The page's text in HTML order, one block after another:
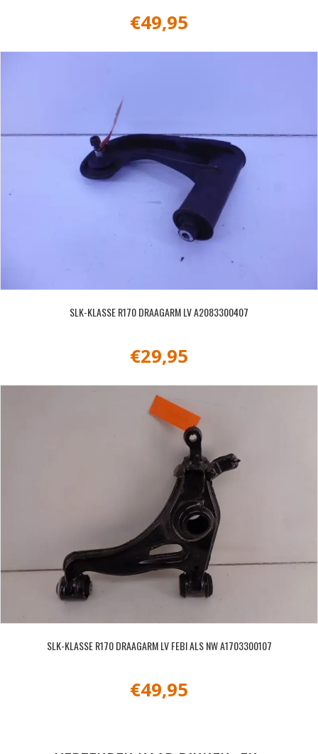
€49,95
SLK-KLASSE R170 DRAAGARM LV A2083300407
€29,95
SLK-KLASSE R170 DRAAGARM LV FEBI ALS NW A1703300107
€49,95